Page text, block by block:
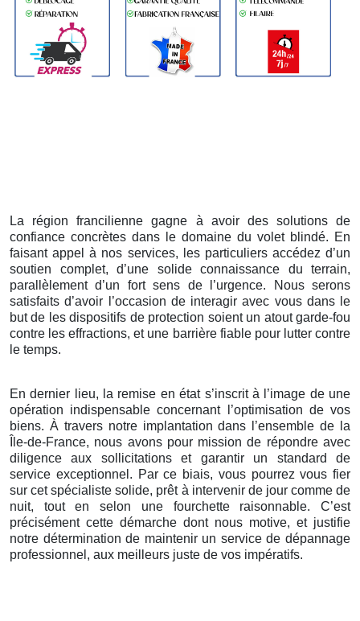
La région francilienne gagne à avoir des solutions de
confiance concrètes dans le domaine du volet blindé. En
faisant appel à nos services, les particuliers accédez d’un
soutien complet, d’une solide connaissance du terrain,
parallèlement d’un fort sens de l’urgence. Nous serons
satisfaits d’avoir l’occasion de interagir avec vous dans le
but de les dispositifs de protection soient un atout garde-fou
contre les effractions, et une barrière fiable pour lutter contre
le temps.
En dernier lieu, la remise en état s’inscrit à l’image de une
opération indispensable concernant l’optimisation de vos
biens. À travers notre implantation dans l’ensemble de la
Île-de-France, nous avons pour mission de répondre avec
diligence aux sollicitations et garantir un standard de
service exceptionnel. Par ce biais, vous pourrez vous fier
sur cet spécialiste solide, prêt à intervenir de jour comme de
nuit, tout en selon une fourchette raisonnable. C’est
précisément cette démarche dont nous motive, et justifie
notre détermination de maintenir un service de dépannage
professionnel, aux meilleurs juste de vos impératifs.